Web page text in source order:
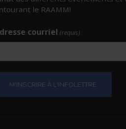
le RAAMM!
courriel (requis)